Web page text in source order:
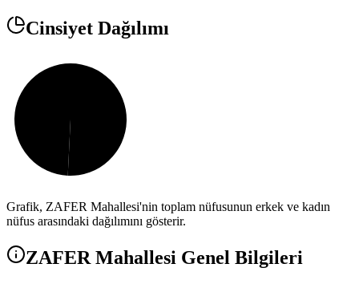
Cinsiyet Dağılımı
Grafik, ZAFER Mahallesi'nin toplam nüfusunun erkek ve kadın
nüfus arasındaki dağılımını gösterir.
ZAFER Mahallesi Genel Bilgileri